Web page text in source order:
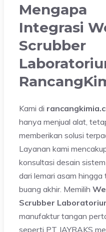
Mengapa
Integrasi
Scrubber
Kami di
hanya menjual alat,
memberikan solusi
Layanan kami
konsultasi desain
dari lemari asam hingga
buang akhir. Memilih
Scrubber
manufaktur tangan
seperti PT JAYRAKS